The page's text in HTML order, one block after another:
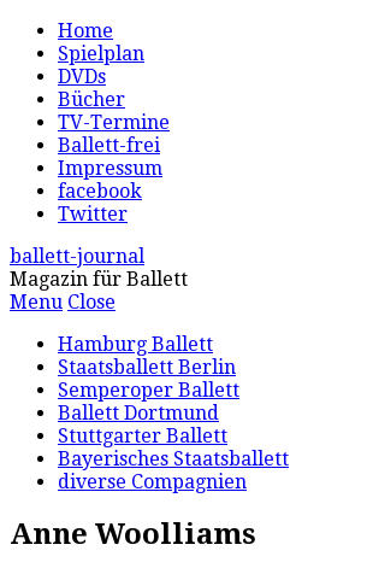
Home
Spielplan
DVDs
Bücher
TV-Termine
Ballett-frei
Impressum
facebook
Twitter
ballett-journal
Magazin für Ballett
Menu Close
Hamburg Ballett
Staatsballett Berlin
Semperoper Ballett
Ballett Dortmund
Stuttgarter Ballett
Bayerisches Staatsballett
diverse Compagnien
Anne Woolliams